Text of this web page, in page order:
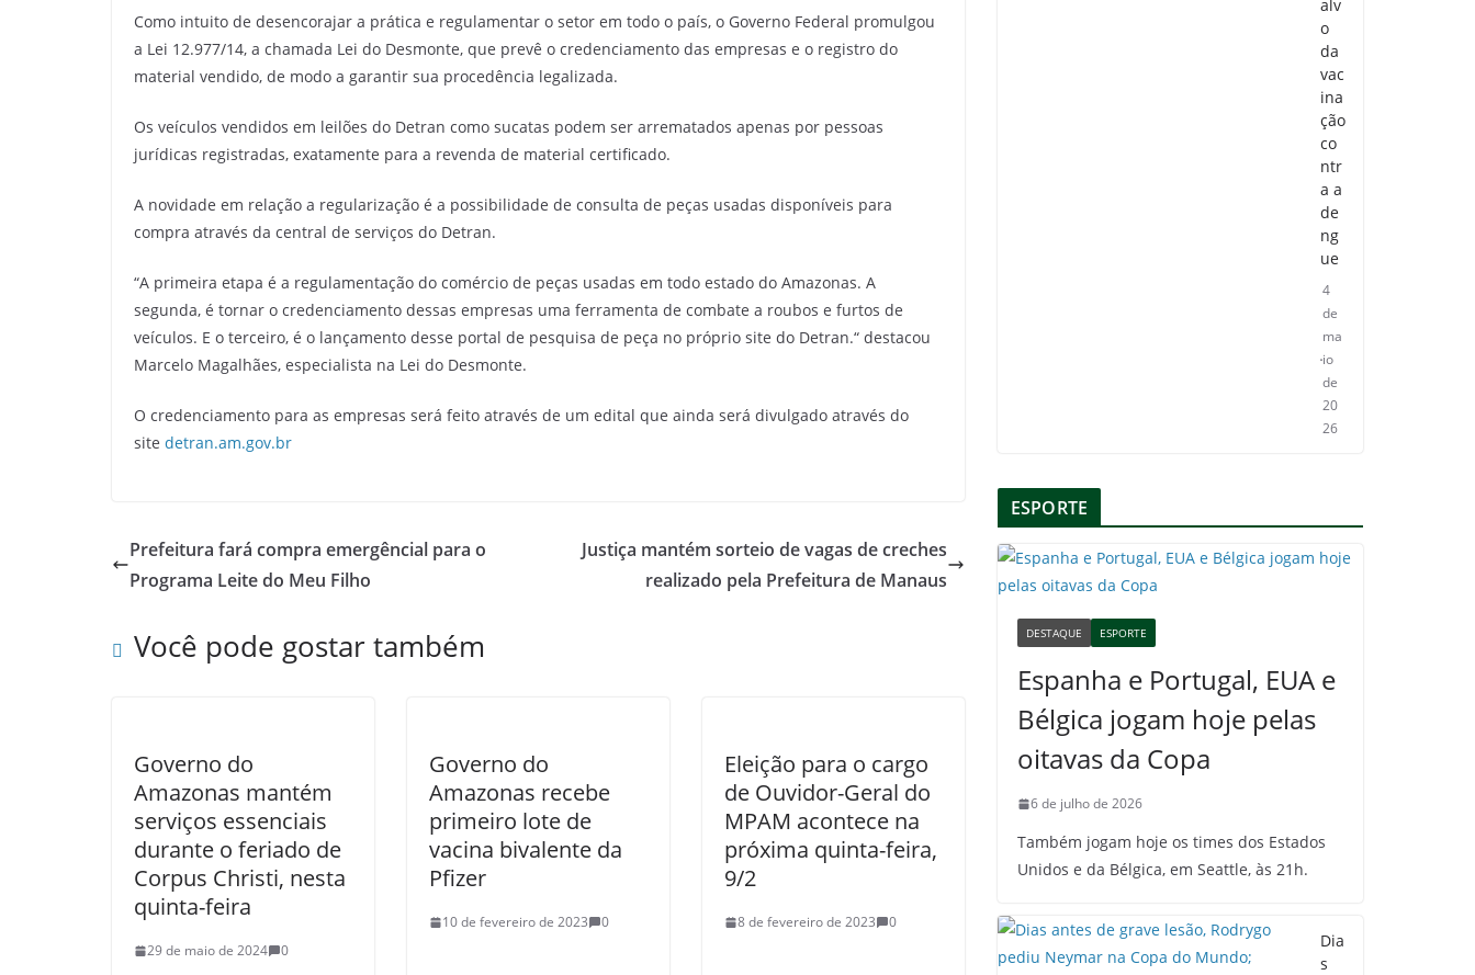
Como intuito de desencorajar a prática e regulamentar o setor em todo o país, o Governo Federal promulgou
a Lei 12.977/14, a chamada Lei do Desmonte, que prevê o credenciamento das empresas e o registro do
material vendido, de modo a garantir sua procedência legalizada.
Os veículos vendidos em leilões do Detran como sucatas podem ser arrematados apenas por pessoas
jurídicas registradas, exatamente para a revenda de material certificado.
A novidade em relação a regularização é a possibilidade de consulta de peças usadas disponíveis para
compra através da central de serviços do Detran.
“A primeira etapa é a regulamentação do comércio de peças usadas em todo estado do Amazonas. A
segunda, é tornar o credenciamento dessas empresas uma ferramenta de combate a roubos e furtos de
veículos. E o terceiro, é o lançamento desse portal de pesquisa de peça no próprio site do Detran.“ destacou
Marcelo Magalhães, especialista na Lei do Desmonte.
O credenciamento para as empresas será feito através de um edital que ainda será divulgado através do
site detran.am.gov.br
Prefeitura fará compra emergêncial para o
Programa Leite do Meu Filho
Justiça mantém sorteio de vagas de creches
realizado pela Prefeitura de Manaus
Você pode gostar também
Governo do
Amazonas mantém
serviços essenciais
durante o feriado de
Corpus Christi, nesta
quinta-feira
29 de maio de 2024 0
Governo do
Amazonas recebe
primeiro lote de
vacina bivalente da
Pfizer
10 de fevereiro de 2023 0
Eleição para o cargo
de Ouvidor-Geral do
MPAM acontece na
próxima quinta-feira,
9/2
8 de fevereiro de 2023 0
alv
o
da
vac
ina
ção
co
ntr
a a
de
ng
ue
4
de
ma
io
de
20
26
ESPORTE
DESTAQUE ESPORTE
Espanha e Portugal, EUA e
Bélgica jogam hoje pelas
oitavas da Copa
6 de julho de 2026
Também jogam hoje os times dos Estados
Unidos e da Bélgica, em Seattle, às 21h.
Dia
s